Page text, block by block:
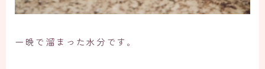
一晩で溜まった水分です。